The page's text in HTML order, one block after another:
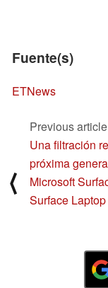
Fuente(s)
ETNews
⟨
Previous article
Una filtración
próxima
Microsoft
Surface Laptop